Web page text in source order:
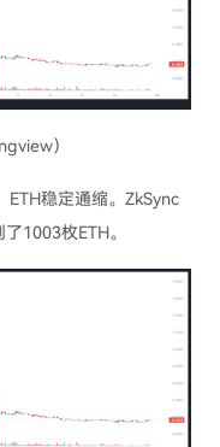
）
ETH稳定通缩。ZkSync
1003枚ETH。